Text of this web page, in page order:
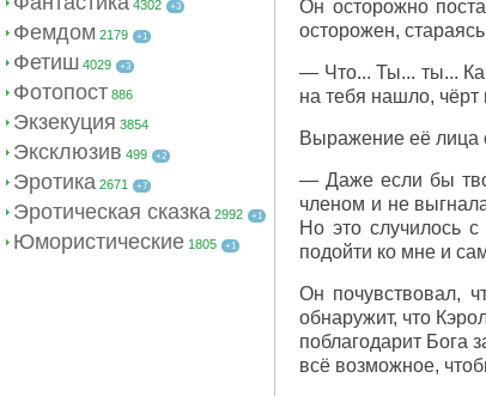
4302 +3
Фемдом 2179 +1
Фетиш 4029 +3
Фотопост 886
Экзекуция 3854
Эксклюзив 499 +2
Эротика 2671 +7
Эротическая сказка 2992 +1
Юмористические 1805 +1
Он осторожно
осторожен,
— Что... Ты... ты...
на тебя нашло,
Выражение её лица
— Даже если бы
членом и не
Но это случилось
подойти ко мне и
Он почувствовал,
обнаружит, что
поблагодарит Бога
всё возможное,